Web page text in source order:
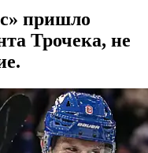
пришло
Трочека, не